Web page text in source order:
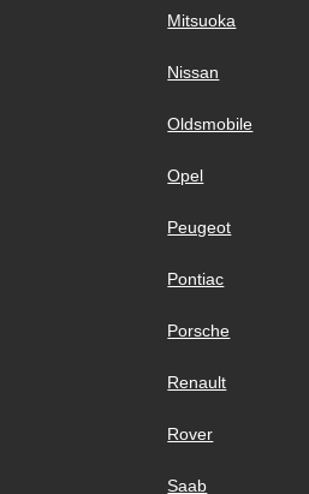
Mitsuoka
Nissan
Oldsmobile
Opel
Peugeot
Pontiac
Porsche
Renault
Rover
Saab